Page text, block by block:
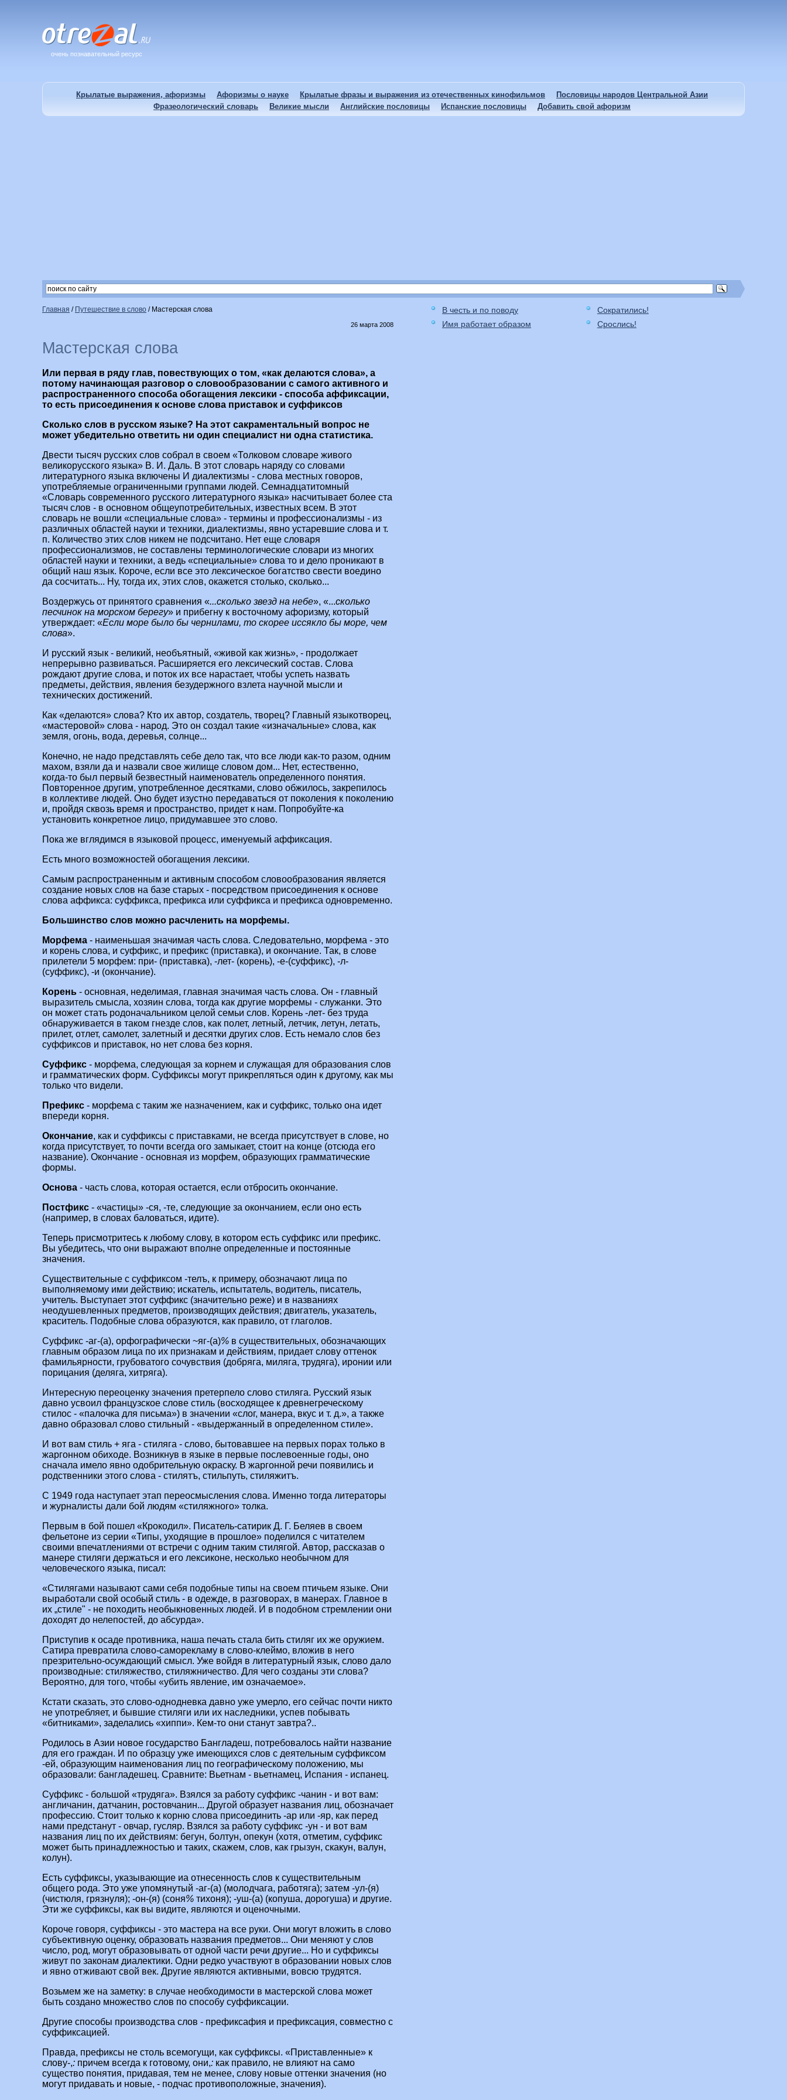
очень познавательный ресурс
Крылатые выражения, афоризмы Афоризмы о науке Крылатые фразы и выражения из отечественных кинофильмов
Пословицы народов Центральной Азии
Фразеологический словарь
Великие мысли Английские пословицы Испанские пословицы Добавить свой афоризм
Главная / Путешествие в слово / Мастерская слова
26 марта 2008
Мастерская слова
Или первая в ряду глав, повествующих о том, «как делаются слова», а
потому начинающая разговор о словообразовании с самого активного и
распространенного способа обогащения лексики - способа аффиксации,
то есть присоединения к основе слова приставок и суффиксов
Сколько слов в русском языке? На этот сакраментальный вопрос не
может убедительно ответить ни один специалист ни одна статистика.
Двести тысяч русских слов собрал в своем «Толковом словаре живого
великорусского языка» В. И. Даль. В этот словарь наряду со словами
литературного языка включены И диалектизмы - слова местных говоров,
употребляемые ограниченными группами людей. Семнадцатитомный
«Словарь современного русского литературного языка» насчитывает более ста
тысяч слов - в основном общеупотребительных, известных всем. В этот
словарь не вошли «специальные слова» - термины и профессионализмы - из
различных областей науки и техники, диалектизмы, явно устаревшие слова и т.
п. Количество этих слов никем не подсчитано. Нет еще словаря
профессионализмов, не составлены терминологические словари из многих
областей науки и техники, а ведь «специальные» слова то и дело проникают в
общий наш язык. Короче, если все это лексическое богатство свести воедино
да сосчитать... Ну, тогда их, этих слов, окажется столько, сколько...
Воздержусь от принятого сравнения «...сколько звезд на небе», «...сколько
песчинок на морском берегу» и прибегну к восточному афоризму, который
утверждает: «Если море было бы чернилами, то скорее иссякло бы море, чем
слова».
И русский язык - великий, необъятный, «живой как жизнь», - продолжает
непрерывно развиваться. Расширяется его лексический состав. Слова
рождают другие слова, и поток их все нарастает, чтобы успеть назвать
предметы, действия, явления безудержного взлета научной мысли и
технических достижений.
Как «делаются» слова? Кто их автор, создатель, творец? Главный языкотворец,
«мастеровой» слова - народ. Это он создал такие «изначальные» слова, как
земля, огонь, вода, деревья, солнце...
Конечно, не надо представлять себе дело так, что все люди как‑то разом, одним
махом, взяли да и назвали свое жилище словом дом... Нет, естественно,
когда‑то был первый безвестный наименователь определенного понятия.
Повторенное другим, употребленное десятками, слово обжилось, закрепилось
в коллективе людей. Оно будет изустно передаваться от поколения к поколению
и, пройдя сквозь время и пространство, придет к нам. Попробуйте‑ка
установить конкретное лицо, придумавшее это слово.
Пока же вглядимся в языковой процесс, именуемый аффиксация.
Есть много возможностей обогащения лексики.
Самым распространенным и активным способом словообразования является
создание новых слов на базе старых - посредством присоединения к основе
слова аффикса: суффикса, префикса или суффикса и префикса одновременно.
Большинство слов можно расчленить на морфемы.
Морфема - наименьшая значимая часть слова. Следовательно, морфема - это
и корень слова, и суффикс, и префикс (приставка), и окончание. Так, в слове
прилетели 5 морфем: при- (приставка), -лет- (корень), -е‑(суффикс), -л-
(суффикс), -и (окончание).
Корень - основная, неделимая, главная значимая часть слова. Он - главный
выразитель смысла, хозяин слова, тогда как другие морфемы - служанки. Это
он может стать родоначальником целой семьи слов. Корень -лет- без труда
обнаруживается в таком гнезде слов, как полет, летный, летчик, летун, летать,
прилет, отлет, самолет, залетный и десятки других слов. Есть немало слов без
суффиксов и приставок, но нет слова без корня.
Суффикс - морфема, следующая за корнем и служащая для образования слов
и грамматических форм. Суффиксы могут прикрепляться один к другому, как мы
только что видели.
Префикс - морфема с таким же назначением, как и суффикс, только она идет
впереди корня.
Окончание, как и суффиксы с приставками, не всегда присутствует в слове, но
когда присутствует, то почти всегда ого замыкает, стоит на конце (отсюда его
название). Окончание - основная из морфем, образующих грамматические
формы.
Основа - часть слова, которая остается, если отбросить окончание.
Постфикс - «частицы» -ся, -те, следующие за окончанием, если оно есть
(например, в словах баловаться, идите).
Теперь присмотритесь к любому слову, в котором есть суффикс или префикс.
Вы убедитесь, что они выражают вполне определенные и постоянные
значения.
Существительные с суффиксом -телъ, к примеру, обозначают лица по
выполняемому ими действию; искатель, испытатель, водитель, писатель,
учитель. Выступает этот суффикс (значительно реже) и в названиях
неодушевленных предметов, производящих действия; двигатель, указатель,
краситель. Подобные слова образуются, как правило, от глаголов.
Суффикс -аг‑(а), орфографически ~яг‑(а)% в существительных, обозначающих
главным образом лица по их признакам и действиям, придает слову оттенок
фамильярности, грубоватого сочувствия (добряга, миляга, трудяга), иронии или
порицания (деляга, хитряга).
Интересную переоценку значения претерпело слово стиляга. Русский язык
давно усвоил французское слове стиль (восходящее к древнегреческому
стилос - «палочка для письма») в значении «слог, манера, вкус и т. д.», а также
давно образовал слово стильный - «выдержанный в определенном стиле».
И вот вам стиль + яга - стиляга - слово, бытовавшее на первых порах только в
жаргонном обиходе. Возникнув в языке в первые послевоенные годы, оно
сначала имело явно одобрительную окраску. В жаргонной речи появились и
родственники этого слова - стилятъ, стильпуть, стиляжитъ.
С 1949 года наступает этап переосмысления слова. Именно тогда литераторы
и журналисты дали бой людям «стиляжного» толка.
Первым в бой пошел «Крокодил». Писатель‑сатирик Д. Г. Беляев в своем
фельетоне из серии «Типы, уходящие в прошлое» поделился с читателем
своими впечатлениями от встречи с одним таким стилягой. Автор, рассказав о
манере стиляги держаться и его лексиконе, несколько необычном для
человеческого языка, писал:
«Стилягами называют сами себя подобные типы на своем птичьем языке. Они
выработали свой особый стиль - в одежде, в разговорах, в манерах. Главное в
их „стиле" - не походить необыкновенных людей. И в подобном стремлении они
доходят до нелепостей, до абсурда».
Приступив к осаде противника, наша печать стала бить стиляг их же оружием.
Сатира превратила слово‑саморекламу в слово‑клеймо, вложив в него
презрительно‑осуждающий смысл. Уже войдя в литературный язык, слово дало
производные: стиляжество, стиляжничество. Для чего созданы эти слова?
Вероятно, для того, чтобы «убить явление, им означаемое».
Кстати сказать, это слово‑однодневка давно уже умерло, его сейчас почти никто
не употребляет, и бывшие стиляги или их наследники, успев побывать
«битниками», заделались «хиппи». Кем‑то они станут завтра?..
Родилось в Азии новое государство Бангладеш, потребовалось найти название
для его граждан. И по образцу уже имеющихся слов с деятельным суффиксом
-ей, образующим наименования лиц по географическому положению, мы
образовали: бангладешец. Сравните: Вьетнам - вьетнамец, Испания - испанец.
Суффикс - большой «трудяга». Взялся за работу суффикс -чанин - и вот вам:
англичанин, датчанин, ростовчанин... Другой образует названия лиц, обозначает
профессию. Стоит только к корню слова присоединить -ар или -яр, как перед
нами предстанут - овчар, гусляр. Взялся за работу суффикс -ун - и вот вам
названия лиц по их действиям: бегун, болтун, опекун (хотя, отметим, суффикс
может быть принадлежностью и таких, скажем, слов, как грызун, скакун, валун,
колун).
Есть суффиксы, указывающие иа отнесенность слов к существительным
общего рода. Это уже упомянутый -аг‑(а) (молодчага, работяга); затем -ул‑(я)
(чистюля, грязнуля); -он‑(я) (соня% тихоня); -уш‑(а) (копуша, дорогуша) и другие.
Эти же суффиксы, как вы видите, являются и оценочными.
Короче говоря, суффиксы - это мастера на все руки. Они могут вложить в слово
субъективную оценку, образовать названия предметов... Они меняют у слов
число, род, могут образовывать от одной части речи другие... Но и суффиксы
живут по законам диалектики. Одни редко участвуют в образовании новых слов
и явно отживают свой век. Другие являются активными, вовсю трудятся.
Возьмем же на заметку: в случае необходимости в мастерской слова может
быть создано множество слов по способу суффиксации.
Другие способы производства слов - префиксафия и префиксация, совместно с
суффиксацией.
Правда, префиксы не столь всемогущи, как суффиксы. «Приставленные» к
слову‑,: причем всегда к готовому, они,: как правило, не влияют на само
существо понятия, придавая, тем не менее, слову новые оттенки значения (но
могут придавать и новые, - подчас противоположные, значения).
В честь и по поводу
Имя работает образом
Сократились!
Срослись!